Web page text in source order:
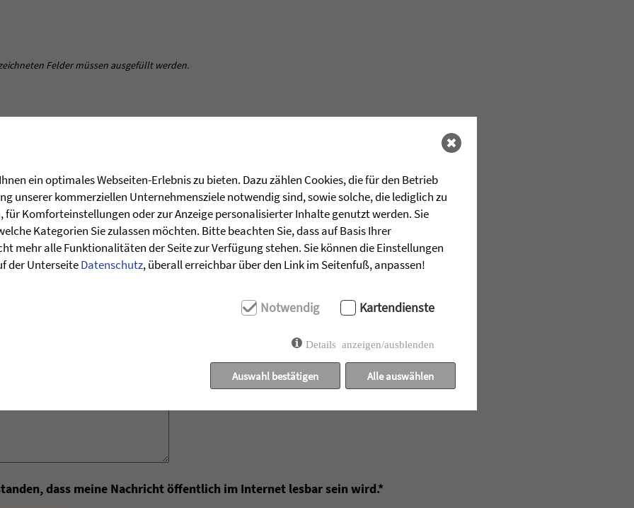
Felder müssen ausgefüllt werden.
E-Mail-Adresse:
dass meine Nachricht öffentlich im Internet lesbar sein wird.*
ein optimales Webseiten-Erlebnis zu bieten. Dazu zählen Cookies, die für den Betrieb
unserer kommerziellen Unternehmensziele notwendig sind, sowie solche, die lediglich zu
Komforteinstellungen oder zur Anzeige personalisierter Inhalte genutzt werden. Sie
Kategorien Sie zulassen möchten. Bitte beachten Sie, dass auf Basis Ihrer
mehr alle Funktionalitäten der Seite zur Verfügung stehen. Sie können die Einstellungen
der UnterseiteDatenschutz, überall erreichbar über den Link im Seitenfuß, anpassen!
Notwendig Kartendienste
Details anzeigen/ausblenden
Auswahl bestätigen Alle auswählen